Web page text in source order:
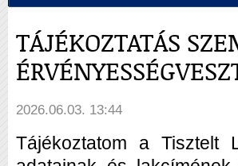
TÁJÉKOZTATÁS
2026.06.03. 13:44
Tájékoztatom a Tisztelt